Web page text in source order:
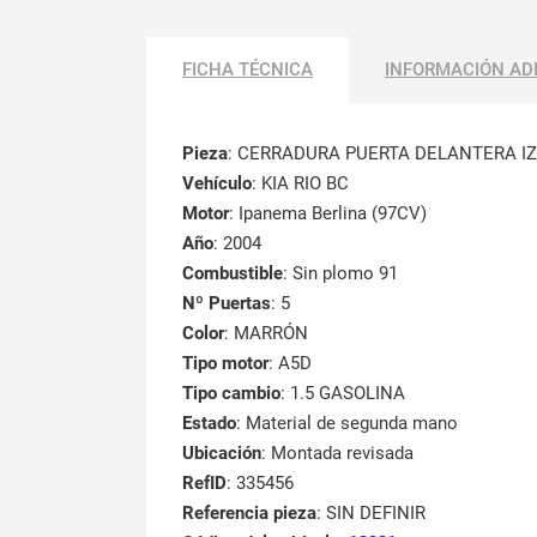
FICHA TÉCNICA INFORMACIÓN
Pieza: CERRADURA PUERTA DELANTERA
Vehículo: KIA RIO BC
Motor: Ipanema Berlina (97CV)
Año: 2004
Combustible: Sin plomo 91
Nº Puertas: 5
Color: MARRÓN
Tipo motor: A5D
Tipo cambio: 1.5 GASOLINA
Estado: Material de segunda mano
Ubicación: Montada revisada
RefID: 335456
Referencia pieza: SIN DEFINIR